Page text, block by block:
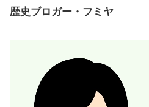
歴史ブロガー・フミヤ